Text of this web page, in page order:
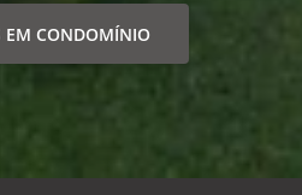
EM CONDOMÍNIO